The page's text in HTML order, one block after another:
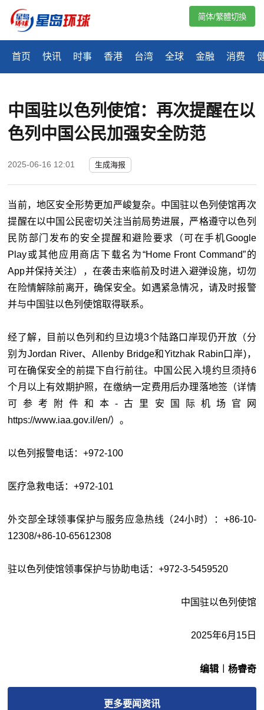
首页 快讯 时事 香港 台湾 全球 金融 消费
简体/繁體切換
中国驻以色列使馆：再次提醒在以
色列中国公民加强安全防范
2025-06-16 12:01 生成海报
当前，地区安全形势更加严峻复杂。中国驻以色列使馆再次
提醒在以中国公民密切关注当前局势进展，严格遵守以色列
民防部门发布的安全提醒和避险要求（可在手机Google
Play或其他应用商店下载名为“Home Front Command”的
App并保持关注），在袭击来临前及时进入避弹设施，切勿
在险情解除前离开，确保安全。如遇紧急情况，请及时报警
并与中国驻以色列使馆取得联系。
经了解，目前以色列和约旦边境3个陆路口岸现仍开放（分
别为Jordan River、Allenby Bridge和Yitzhak Rabin口岸)，
可在确保安全的前提下自行前往。中国公民入境约旦须持6
个月以上有效期护照，在缴纳一定费用后办理落地签（详情
可参考附件和本-古里安国际机场官网
https://www.iaa.gov.il/en/）。
以色列报警电话：+972-100
医疗急救电话：+972-101
外交部全球领事保护与服务应急热线（24小时）：+86-10-
12308/+86-10-65612308
驻以色列使馆领事保护与协助电话：+972-3-5459520
中国驻以色列使馆
2025年6月15日
编辑︱杨睿奇
更多要闻资讯